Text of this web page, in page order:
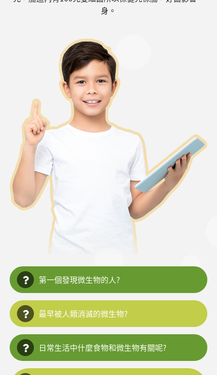
身。
第一個發現微生物的人?
最早被人類消滅的微生物?
日常生活中什麼食物和微生物有關呢?